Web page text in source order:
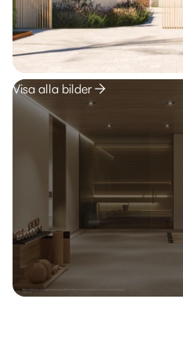
Visa alla bilder